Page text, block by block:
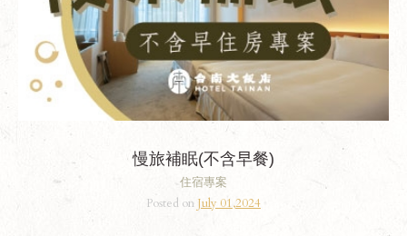
慢旅補眠(不含早餐)
住宿專案
Posted on July 01,2024